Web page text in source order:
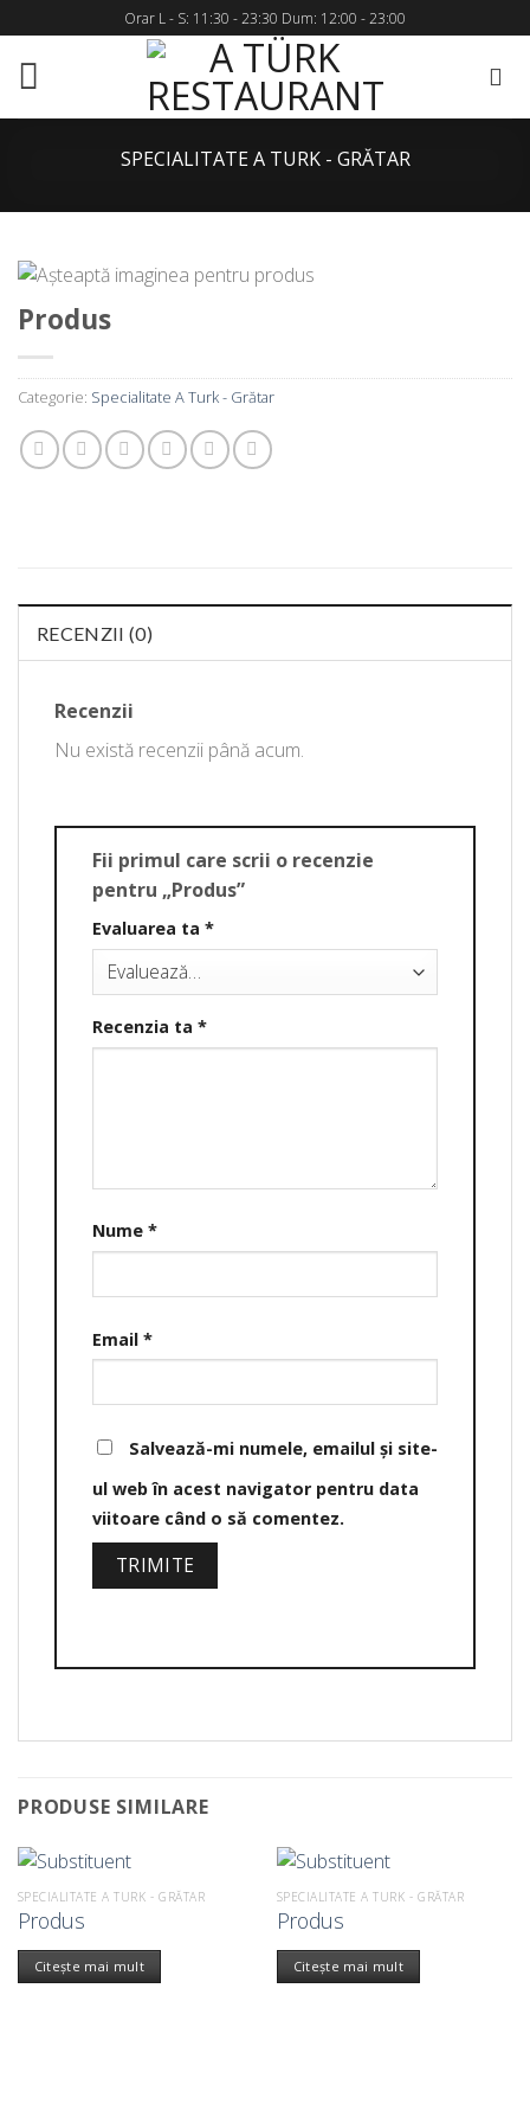
to
content
Orar L - S: 11:30 - 23:30 Dum: 12:00 - 23:00
SPECIALITATE A TURK - GRĂTAR
Produs
Categorie: Specialitate A Turk - Grătar
RECENZII (0)
Recenzii
Nu există recenzii până acum.
Fii primul care scrii o recenzie
pentru „Produs”
Evaluarea ta *
Recenzia ta *
Nume *
Email *
Salvează-mi numele, emailul și site-
ul web în acest navigator pentru data
viitoare când o să comentez.
PRODUSE SIMILARE
SPECIALITATE A TURK - GRĂTAR
Produs
Citește mai mult
SPECIALITATE A TURK - GRĂTAR
Produs
Citește mai mult